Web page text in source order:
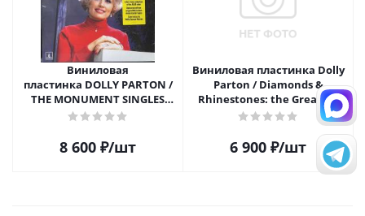
Виниловая
пластинка DOLLY PARTON /
THE MONUMENT SINGLES
COLLECTION 1964-1968 - RSD
8 600 ₽/шт
Виниловая пластинка Dolly
Parton / Diamonds &
Rhinestones: the Greatest
Hits Collection (2LP)
6 900 ₽/шт